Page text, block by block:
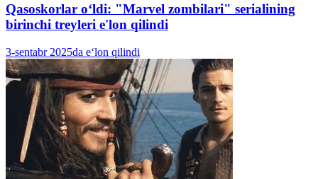
Qasoskorlar oʻldi: "Marvel zombilari" serialining
birinchi treyleri e'lon qilindi
3-sentabr 2025da e‘lon qilindi